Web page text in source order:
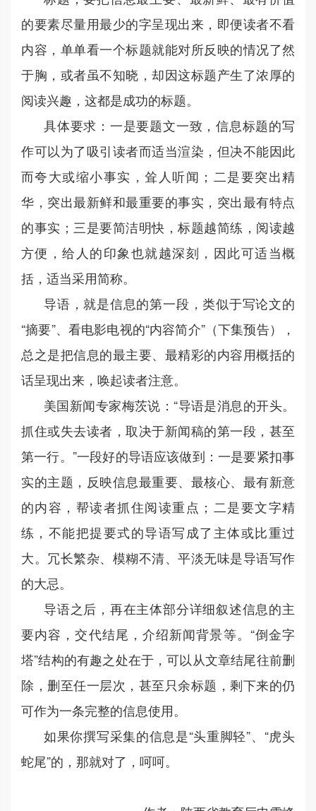
的要素尽量用最少的字呈现出来，即便读者不看
内容，单单看一个标题就能对所反映的情况了然
于胸，或者虽不知晓，却因这标题产生了浓厚的
阅读兴趣，这都是成功的标题。
具体要求：一是要题文一致，信息标题的写
作可以为了吸引读者而适当渲染，但决不能因此
而夸大或缩小事实，耸人听闻；二是要突出精
华，突出最新鲜和最重要的事实，突出最有特点
的事实；三是要简洁明快，标题越简练，阅读越
方便，给人的印象也就越深刻，因此可适当概
括，适当采用简称。
导语，就是信息的第一段，类似于写论文的
“摘要”、看电影电视的“内容简介”（下集预告），
总之是把信息的最主要、最精彩的内容用概括的
话呈现出来，唤起读者注意。
美国新闻专家梅茨说：“导语是消息的开头。
抓住或失去读者，取决于新闻稿的第一段，甚至
第一行。”一段好的导语应该做到：一是要紧扣事
实的主题，反映信息最重要、最核心、最有新意
的内容，帮读者抓住阅读重点；二是要文字精
练，不能把提要式的导语写成了主体或比重过
大。冗长繁杂、模糊不清、平淡无味是导语写作
的大忌。
导语之后，再在主体部分详细叙述信息的主
要内容，交代结尾，介绍新闻背景等。“倒金字
塔”结构的有趣之处在于，可以从文章结尾往前删
除，删至任一层次，甚至只余标题，剩下来的仍
可作为一条完整的信息使用。
如果你撰写采集的信息是“头重脚轻”、“虎头
蛇尾”的，那就对了，呵呵。